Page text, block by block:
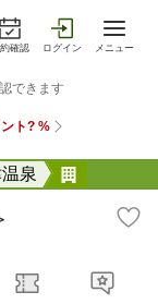
確認 ログイン メニュー
泉